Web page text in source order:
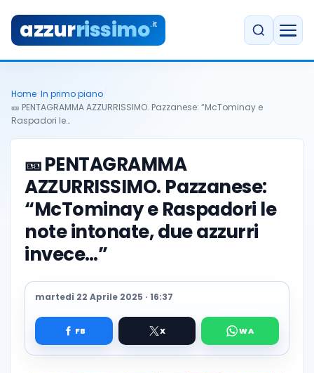
azzurrissimo.it
Home In primo piano
🎫 PENTAGRAMMA AZZURRISSIMO. Pazzanese: “McTominay e
Raspadori le…
🎫PENTAGRAMMA
AZZURRISSIMO. Pazzanese:
“McTominay e Raspadori le
note intonate, due azzurri
invece…”
martedì 22 Aprile 2025 · 16:37